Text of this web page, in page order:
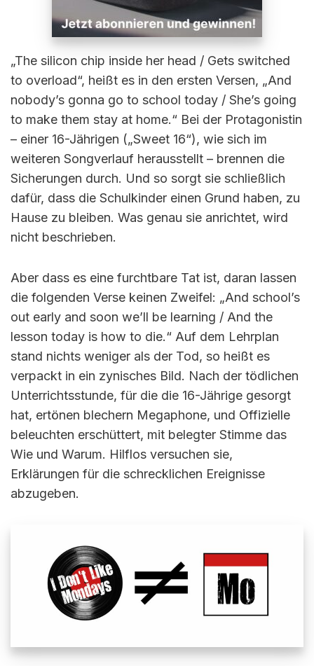
„The silicon chip inside her head / Gets switched
to overload“, heißt es in den ersten Versen, „And
nobody’s gonna go to school today / She’s going
to make them stay at home.“ Bei der Protagonistin
– einer 16-Jährigen („Sweet 16“), wie sich im
weiteren Songverlauf herausstellt – brennen die
Sicherungen durch. Und so sorgt sie schließlich
dafür, dass die Schulkinder einen Grund haben, zu
Hause zu bleiben. Was genau sie anrichtet, wird
nicht beschrieben.
Aber dass es eine furchtbare Tat ist, daran lassen
die folgenden Verse keinen Zweifel: „And school’s
out early and soon we’ll be learning / And the
lesson today is how to die.“ Auf dem Lehrplan
stand nichts weniger als der Tod, so heißt es
verpackt in ein zynisches Bild. Nach der tödlichen
Unterrichtsstunde, für die die 16-Jährige gesorgt
hat, ertönen blechern Megaphone, und Offizielle
beleuchten erschüttert, mit belegter Stimme das
Wie und Warum. Hilflos versuchen sie,
Erklärungen für die schrecklichen Ereignisse
abzugeben.